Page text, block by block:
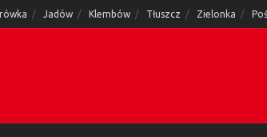
Jadów Klembów Tłuszcz Zielonka